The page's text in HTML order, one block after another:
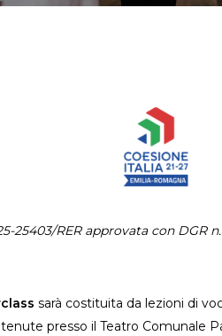
25403/RER approvata con
sarà costituita da lezioni di
presso il Teatro Comunale